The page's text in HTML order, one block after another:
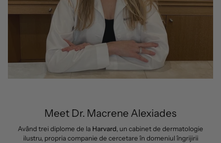
Meet Dr. Macrene Alexiades
Având trei diplome de la Harvard, un cabinet de dermatologie
ilustru, propria companie de cercetare în domeniul îngrijirii